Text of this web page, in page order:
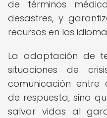
de términos
desastres, y
recursos en los
La adaptación de
situaciones de
comunicación entre
de respuesta, sino
salvar vidas al